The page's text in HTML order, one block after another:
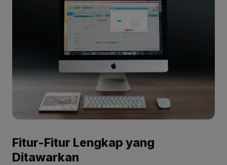
Fitur-Fitur Lengkap yang
Ditawarkan